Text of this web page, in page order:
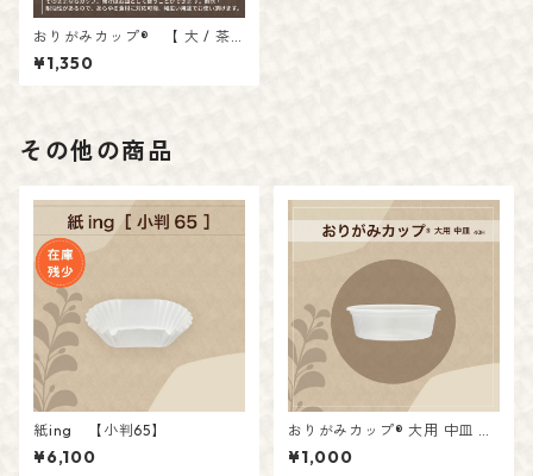
おりがみカップ® 【 大 / 茶
】
入数：20枚
¥1,350
その他の商品
紙ing 【小判65】
¥6,100
おりがみカップ® 大用 中皿 4
0H 入
数：40枚
¥1,000